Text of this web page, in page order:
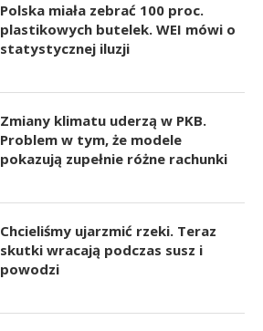
Polska miała zebrać 100 proc.
plastikowych butelek. WEI mówi o
statystycznej iluzji
Zmiany klimatu uderzą w PKB.
Problem w tym, że modele
pokazują zupełnie różne rachunki
Chcieliśmy ujarzmić rzeki. Teraz
skutki wracają podczas susz i
powodzi